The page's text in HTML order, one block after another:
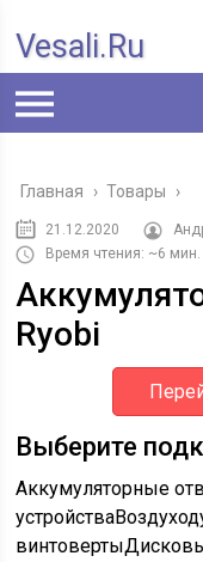
Vesali.ru
Главная › Товары ›
21.12.2020
Время чтения: ~6 мин.
Ryobi
Выберите
Аккумуляторные